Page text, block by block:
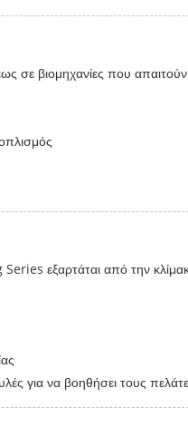
σε βιομηχανίες που
εξαρτάται από την
για να βοηθήσει τους